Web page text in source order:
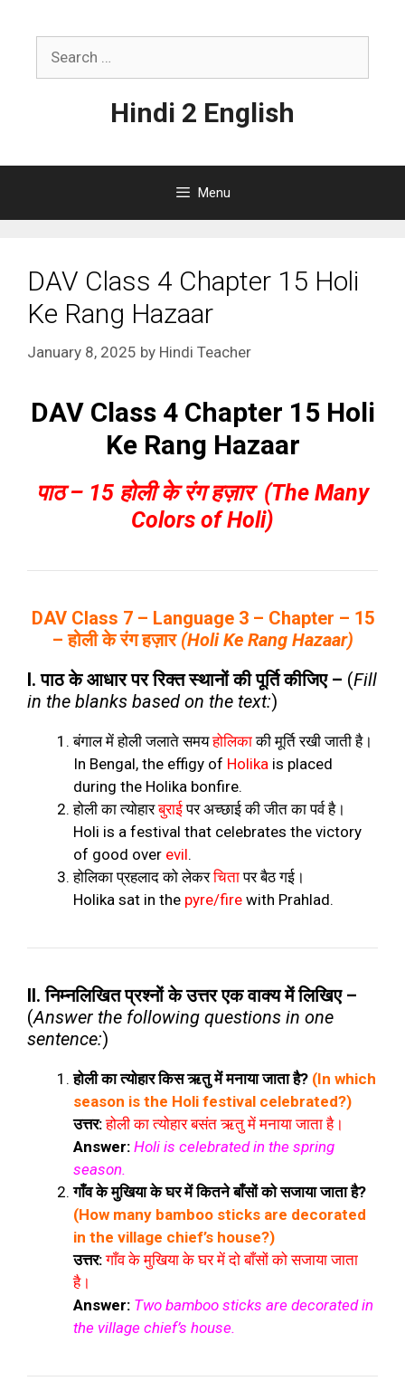
Hindi 2 English
Menu
DAV Class 4 Chapter 15 Holi
Ke Rang Hazaar
January 8, 2025 by Hindi Teacher
DAV Class 4 Chapter 15 Holi
Ke Rang Hazaar
पाठ – 15 होली के रंग हज़ार (The Many
Colors of Holi)
DAV Class 7 – Language 3 – Chapter – 15
– होली के रंग हज़ार (Holi Ke Rang Hazaar)
I. पाठ के आधार पर रिक्त स्थानों की पूर्ति कीजिए – (Fill
in the blanks based on the text:)
बंगाल में होली जलाते समय होलिका की मूर्ति रखी जाती है।
In Bengal, the effigy of Holika is placed
during the Holika bonfire.
होली का त्योहार बुराईपर अच्छाईकी जीत का पर्व है।
Holi is a festival that celebrates the victory
of good over evil.
होलिका प्रहलाद को लेकरचितापर बैठ गई।
Holika sat in the pyre/fire with Prahlad.
II. निम्नलिखित प्रश्नों के उत्तर एक वाक्य में लिखिए –
(Answer the following questions in one
sentence:)
होली का त्योहार किस ऋतु में मनाया जाता है? (In which
season is the Holi festival celebrated?)
उत्तर: होली का त्योहार बसंत ऋतु में मनाया जाता है।
Answer: Holi is celebrated in the spring
season.
गाँव के मुखिया के घर में कितने बाँसों को सजाया जाता है?
(How many bamboo sticks are decorated
in the village chief’s house?)
उत्तर: गाँव के मुखिया के घर में दो बाँसों को सजाया जाता
है।
Answer: Two bamboo sticks are decorated in
the village chief’s house.